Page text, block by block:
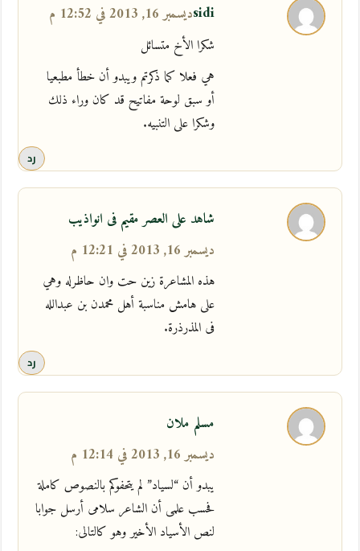
sidiديسمبر 16, 2013 في 12:52 م
شكرا الأخ متسائل
هي فعلا كما ذكرتم ويبدو أن خطأ مطبعيا
أو سبق لوحة مفاتيح قد كان وراء ذلك
وشكرا على التنبيه.
رد
شاهد على العصر مقيم فى انواذيب
ديسمبر 16, 2013 في 12:21 م
هذه المشاعرة زين حت وان حاظرله وهي
على هامش مناسبة أهل محمدن بن عبدالله
فى المذرذرة.
رد
مسلم ملان
ديسمبر 16, 2013 في 12:14 م
يبدو أن “لسياد” لم يتحفوكم بالنصوص كاملة
فحسب علمى أن الشاعر سلامى أرسل جوابا
لنص الأسياد الأخير وهو كالتالى: